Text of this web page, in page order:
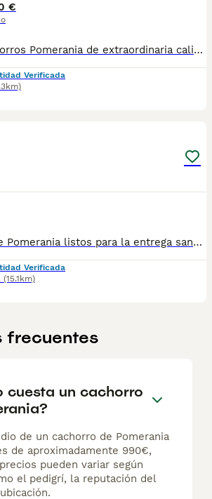
€
Disponibles 3 cachorros Pomerania de extraordinaria calidad. Son unos auténticos muñecos, con unas caritas irresistibles, muy chatitos, de hocico corto, orejitas muy pequeñas y una expresión dulce y encantadora. Destacan por su abundante pelaje, estructura compacta y excelente tipicidad racial. Se espera un peso aproximado en edad adulta de tan solo 2 kg, ideales para quienes buscan ejemplares realmente pequeñitos sin renunciar a una magnífica morfología. Criados en ambiente familiar con todo el cariño, atención y cuidados que necesitan desde el primer día. Nuestros cachorros reciben una excelente socialización, creciendo sanos, equilibrados y con un carácter maravilloso: alegres, cariñosos y muy sociables. Soy una criadora comprometida con la selección responsable, la salud y la calidad de nuestros ejemplares, cuidando cada detalle para ofrecer cachorros excepcionales. Se entregan revisados por veterinario, vacunados y desparasitados según su edad, con toda la documentación correspondiente. Si buscas un Pomerania de tamaño reducido, con una belleza espectacular y una calidad excepcional, estos pequeños te enamorarán.
Verificada
Disponible cama de Pomerania listos para la entrega sanos, activos vacunados, desparasitado solo nos quedan machos. Hay varios machos de diferentes colores el precio desde 400 €. Cualquier información llámame al número 622220217
Verificada
(15.1km)
frecuentes
cuesta un cachorro
de un cachorro de Pomerania
de aproximadamente 990€,
pueden variar según
el pedigrí, la reputación del